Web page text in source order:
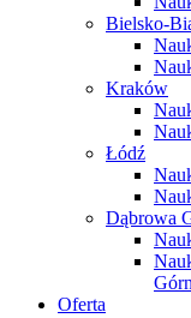
Bielsko-
Kraków
Łódź
Dąbrowa
Oferta